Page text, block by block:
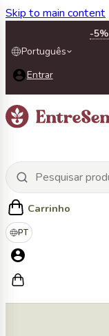
Skip to main content
-5%
Português
Entrar
Carrinho
PT